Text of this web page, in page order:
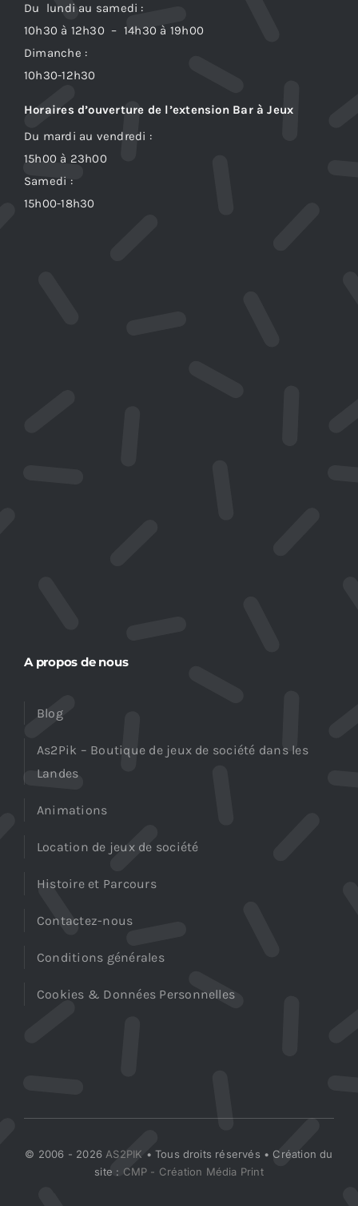
Du lundi au samedi :
10h30 à 12h30 – 14h30 à 19h00
Dimanche :
10h30-12h30
Horaires d’ouverture de l’extension Bar à Jeux
Du mardi au vendredi :
15h00 à 23h00
Samedi :
15h00-18h30
A propos de nous
Blog
As2Pik – Boutique de jeux de société dans les
Landes
Animations
Location de jeux de société
Histoire et Parcours
Contactez-nous
Conditions générales
Cookies & Données Personnelles
© 2006 - 2026 AS2PIK • Tous droits réservés • Création du
site : CMP - Création Média Print